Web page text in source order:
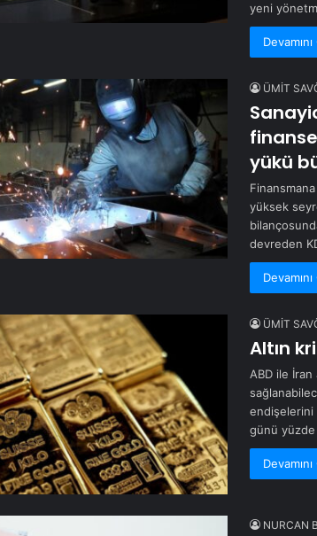
yeni
ÜMİT
yükü
yüksek
devreden
ÜMİT
Altın
ABD ile İran
endişelerini
günü
NURCAN